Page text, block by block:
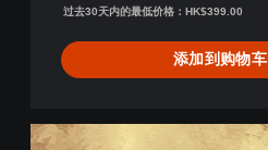
过去30天内的最低价格：HK$399.00
添加到购物车
D